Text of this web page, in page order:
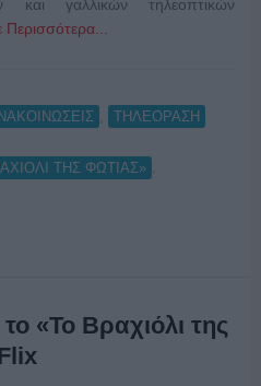
και γαλλικών τηλεοπτικών
Περισσότερα...
ΤΗΛΕΟΡΑΣΗ
ΤΗΣ ΦΩΤΙΑΣ»
«Το Βραχιόλι της